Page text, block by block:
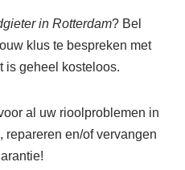
in Rotterdam? Bel
klus te bespreken met
is geheel kosteloos.
al uw rioolproblemen in
repareren en/of vervangen